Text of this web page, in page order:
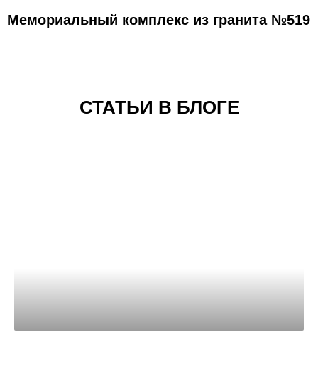
Мемориальный комплекс из гранита №519
СТАТЬИ В БЛОГЕ